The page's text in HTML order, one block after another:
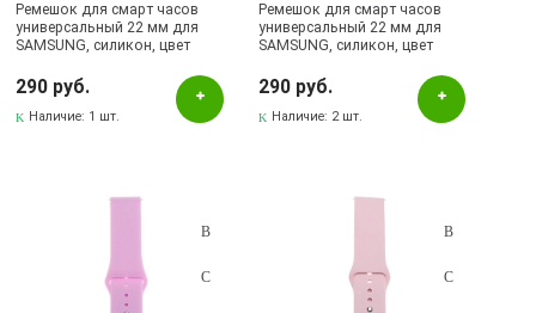
Ремешок для смарт часов
универсальный 22 мм для
SAMSUNG, силикон, цвет
290 руб.
Наличие: 1 шт.
Ремешок для смарт часов
универсальный 22 мм для
SAMSUNG, силикон, цвет
290 руб.
Наличие: 2 шт.